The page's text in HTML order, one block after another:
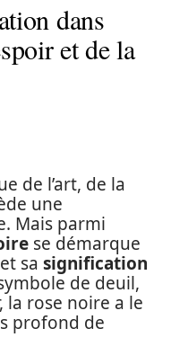
dans
et de la
de l’art, de la
une
Mais parmi
se démarque
sa signification
de deuil,
la rose noire a le
profond de